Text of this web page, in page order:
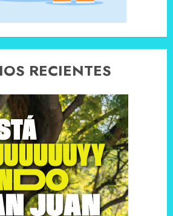
RECIENTES